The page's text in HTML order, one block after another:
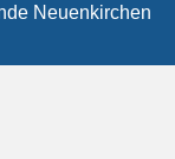
Neuenkirchen